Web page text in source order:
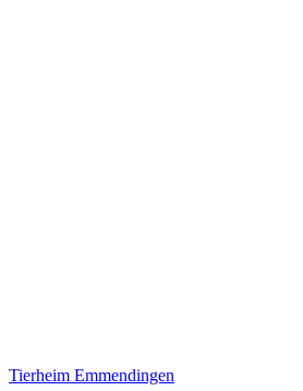
Tierheim Emmendingen